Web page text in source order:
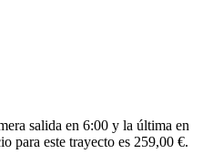
salida en 6:00 y la última en
para este trayecto es 259,00 €.